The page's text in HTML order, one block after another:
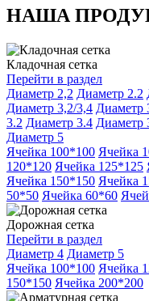
НАША
Кладочная сетка
Перейти в раздел
Диаметр 2,2 Диаметр 2.2
Диаметр 3,2/3,4 Диаметр
3.2 Диаметр 3.4 Диаметр
Диаметр 5
Ячейка 100*100 Ячейка
120*120 Ячейка 125*125
Ячейка 150*150 Ячейка
50*50 Ячейка 60*60
Дорожная сетка
Перейти в раздел
Диаметр 4 Диаметр 5
Ячейка 100*100 Ячейка
150*150 Ячейка 200*200